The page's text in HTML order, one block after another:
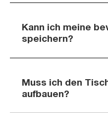
Kann ich meine
speichern?
Muss ich den
aufbauen?